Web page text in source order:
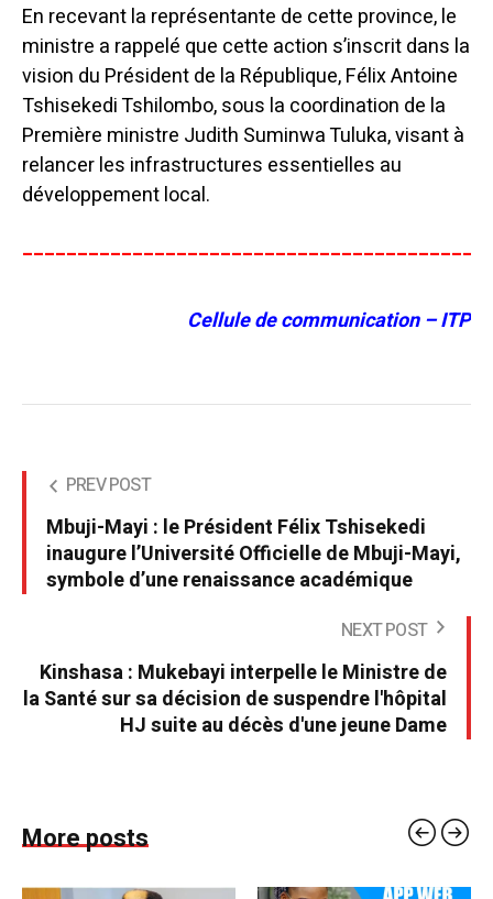
En recevant la représentante de cette province, le
ministre a rappelé que cette action s’inscrit dans la
vision du Président de la République, Félix Antoine
Tshisekedi Tshilombo, sous la coordination de la
Première ministre Judith Suminwa Tuluka, visant à
relancer les infrastructures essentielles au
développement local.
Cellule de communication – ITP
PREV POST
Mbuji-Mayi : le Président Félix Tshisekedi
inaugure l’Université Officielle de Mbuji-Mayi,
symbole d’une renaissance académique
NEXT POST
Kinshasa : Mukebayi interpelle le Ministre de
la Santé sur sa décision de suspendre l'hôpital
HJ suite au décès d'une jeune Dame
More posts